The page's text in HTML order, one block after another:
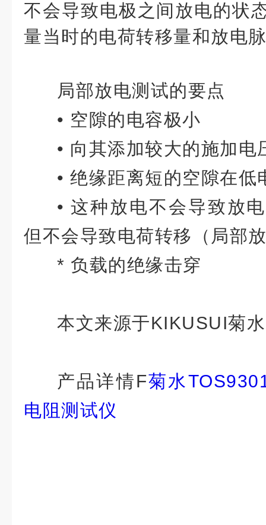
不会导致电极之间放电的状
量当时的电荷转移量和放电
局部放电测试的要点
• 空隙的电容极小
• 向其添加较大的施加电
• 绝缘距离短的空隙在低
• 这种放电不会导致放
但不会导致电荷转移（局部
* 负载的绝缘击穿
本文来源于KIKUSUI菊水
产品详情F菊水
电阻测试仪